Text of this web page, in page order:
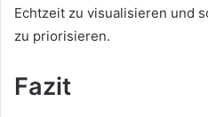
Echtzeit zu visualisieren und
zu priorisieren.
Fazit